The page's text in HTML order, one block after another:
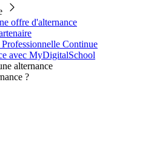
offre d'alternance
Continue
avec MyDigitalSchool
?